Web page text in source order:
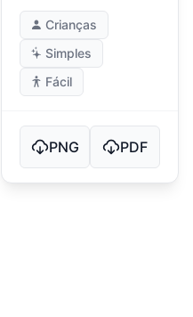
Crianças
Simples
Fácil
PNG PDF